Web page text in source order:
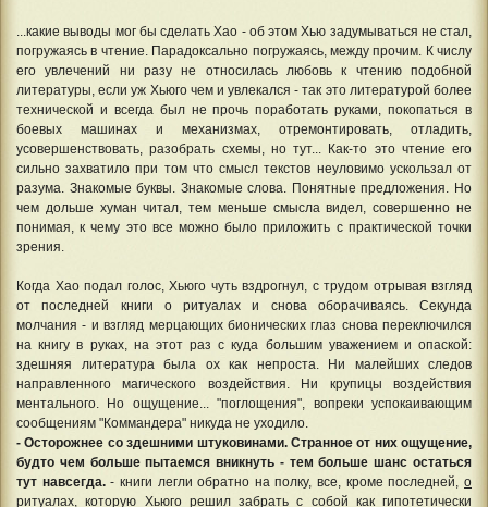
...какие выводы мог бы сделать Хао - об этом Хью задумываться не стал,
погружаясь в чтение. Парадоксально погружаясь, между прочим. К числу
его увлечений ни разу не относилась любовь к чтению подобной
литературы, если уж Хьюго чем и увлекался - так это литературой более
технической и всегда был не прочь поработать руками, покопаться в
боевых машинах и механизмах, отремонтировать, отладить,
усовершенствовать, разобрать схемы, но тут... Как-то это чтение его
сильно захватило при том что смысл текстов неуловимо ускользал от
разума. Знакомые буквы. Знакомые слова. Понятные предложения. Но
чем дольше хуман читал, тем меньше смысла видел, совершенно не
понимая, к чему это все можно было приложить с практической точки
зрения.
Когда Хао подал голос, Хьюго чуть вздрогнул, с трудом отрывая взгляд
от последней книги о ритуалах и снова оборачиваясь. Секунда
молчания - и взгляд мерцающих бионических глаз снова переключился
на книгу в руках, на этот раз с куда большим уважением и опаской:
здешняя литература была ох как непроста. Ни малейших следов
направленного магического воздействия. Ни крупицы воздействия
ментального. Но ощущение... "поглощения", вопреки успокаивающим
сообщениям "Коммандера" никуда не уходило.
- Осторожнее со здешними штуковинами. Странное от них ощущение,
будто чем больше пытаемся вникнуть - тем больше шанс остаться
тут навсегда.- книги легли обратно на полку, все, кроме последней,о
ритуалах, которую Хьюго решил забрать с собой как гипотетически